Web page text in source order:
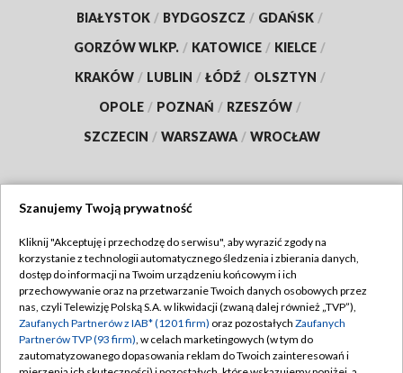
BIAŁYSTOK / BYDGOSZCZ / GDAŃSK /
GORZÓW WLKP. / KATOWICE / KIELCE /
KRAKÓW / LUBLIN / ŁÓDŹ / OLSZTYN /
OPOLE / POZNAŃ / RZESZÓW /
SZCZECIN / WARSZAWA / WROCŁAW
TVP
Abonament TVP
Emisja w TVP
Centrum informacji TVP
Regulamin TVP
Polityka prywatności
Moje zgody
Szanujemy Twoją prywatność
Kliknij "Akceptuję i przechodzę do serwisu", aby wyrazić zgody na
korzystanie z technologii automatycznego śledzenia i zbierania danych,
dostęp do informacji na Twoim urządzeniu końcowym i ich
przechowywanie oraz na przetwarzanie Twoich danych osobowych przez
nas, czyli Telewizję Polską S.A. w likwidacji (zwaną dalej również „TVP”),
Zaufanych Partnerów z IAB* (1201 firm) oraz pozostałych Zaufanych
Partnerów TVP (93 firm), w celach marketingowych (w tym do
zautomatyzowanego dopasowania reklam do Twoich zainteresowań i